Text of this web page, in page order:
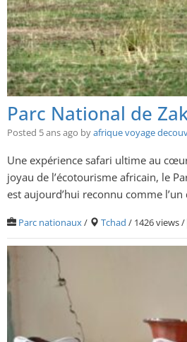
Parc National de
Posted 5 ans ago byafrique voyage
Une expérience safari ultime au
joyau de l’écotourisme africain, le
est aujourd’hui reconnu comme l’un
Parc nationaux/ Tchad / 1426 views /